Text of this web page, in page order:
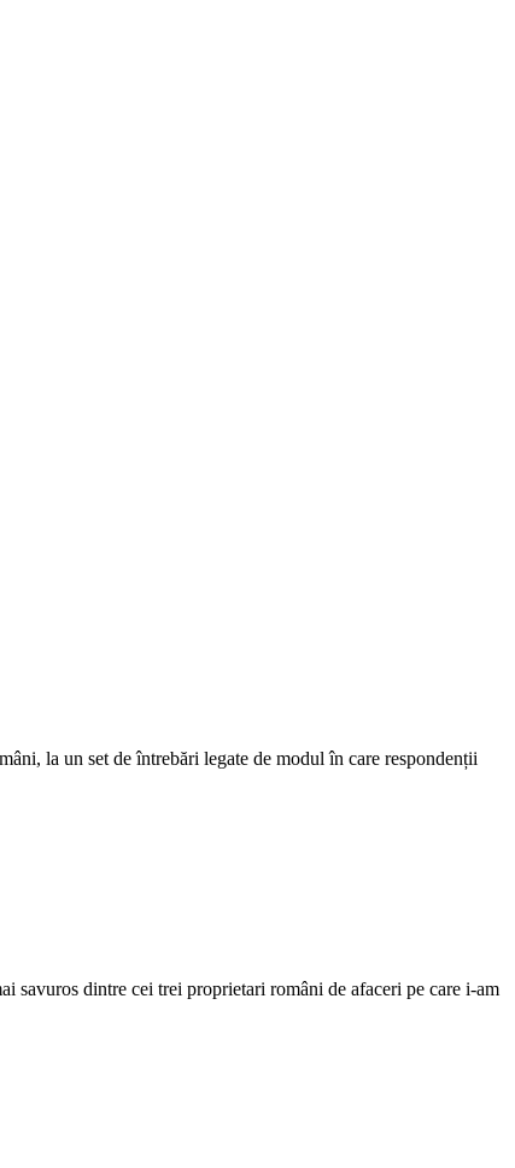
la un set de întrebări legate de modul în care respondenții
savuros dintre cei trei proprietari români de afaceri pe care i-am